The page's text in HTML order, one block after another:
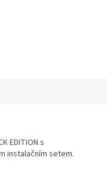
EDITION s
instalačním setem.